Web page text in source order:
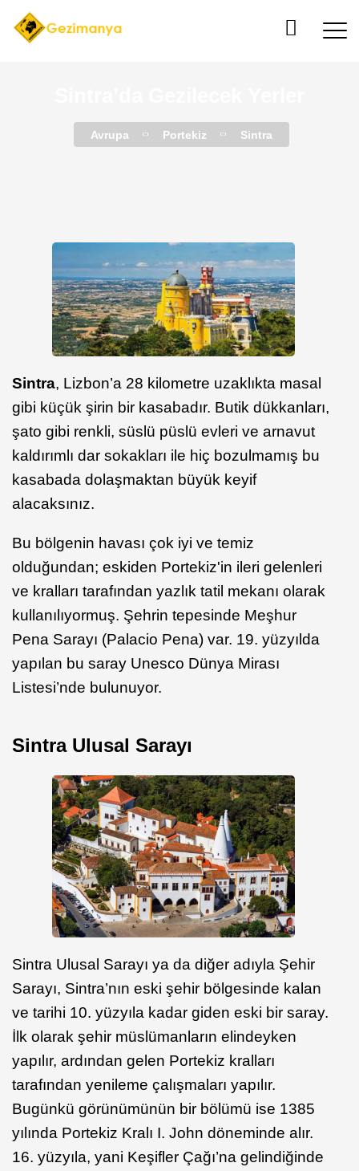
Avrupa Portekiz Sintra
Sintra, Lizbon’a 28 kilometre uzaklıkta masal
gibi küçük şirin bir kasabadır. Butik dükkanları,
şato gibi renkli, süslü püslü evleri ve arnavut
kaldırımlı dar sokakları ile hiç bozulmamış bu
kasabada dolaşmaktan büyük keyif
alacaksınız.
Bu bölgenin havası çok iyi ve temiz
olduğundan; eskiden Portekiz'in ileri gelenleri
ve kralları tarafından yazlık tatil mekanı olarak
kullanılıyormuş. Şehrin tepesinde Meşhur
Pena Sarayı (Palacio Pena) var. 19. yüzyılda
yapılan bu saray Unesco Dünya Mirası
Listesi’nde bulunuyor.
Sintra Ulusal Sarayı
Sintra Ulusal Sarayı ya da diğer adıyla Şehir
Sarayı, Sintra’nın eski şehir bölgesinde kalan
ve tarihi 10. yüzyıla kadar giden eski bir saray.
İlk olarak şehir müslümanların elindeyken
yapılır, ardından gelen Portekiz kralları
tarafından yenileme çalışmaları yapılır.
Bugünkü görünümünün bir bölümü ise 1385
yılında Portekiz Kralı I. John döneminde alır.
16. yüzyıla, yani Keşifler Çağı’na gelindiğinde